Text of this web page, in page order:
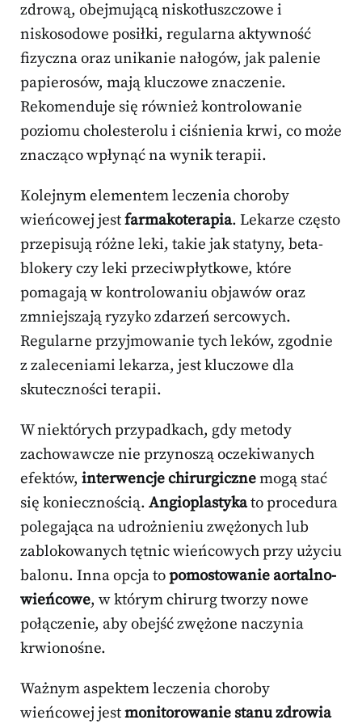
zdrową, obejmującą niskotłuszczowe i
niskosodowe posiłki, regularna aktywność
fizyczna oraz unikanie nałogów, jak palenie
papierosów, mają kluczowe znaczenie.
Rekomenduje się również kontrolowanie
poziomu cholesterolu i ciśnienia krwi, co może
znacząco wpłynąć na wynik terapii.
Kolejnym elementem leczenia choroby
wieńcowej jestfarmakoterapia. Lekarze często
przepisują różne leki, takie jak statyny, beta-
blokery czy leki przeciwpłytkowe, które
pomagają w kontrolowaniu objawów oraz
zmniejszają ryzyko zdarzeń sercowych.
Regularne przyjmowanie tych leków, zgodnie
z zaleceniami lekarza, jest kluczowe dla
skuteczności terapii.
W niektórych przypadkach, gdy metody
zachowawcze nie przynoszą oczekiwanych
efektów, interwencje chirurgicznemogą stać
się koniecznością. Angioplastykato procedura
polegająca na udrożnieniu zwężonych lub
zablokowanych tętnic wieńcowych przy użyciu
balonu. Inna opcja topomostowanie aortalno-
wieńcowe, w którym chirurg tworzy nowe
połączenie, aby obejść zwężone naczynia
krwionośne.
Ważnym aspektem leczenia choroby
wieńcowej jestmonitorowanie stanu zdrowia